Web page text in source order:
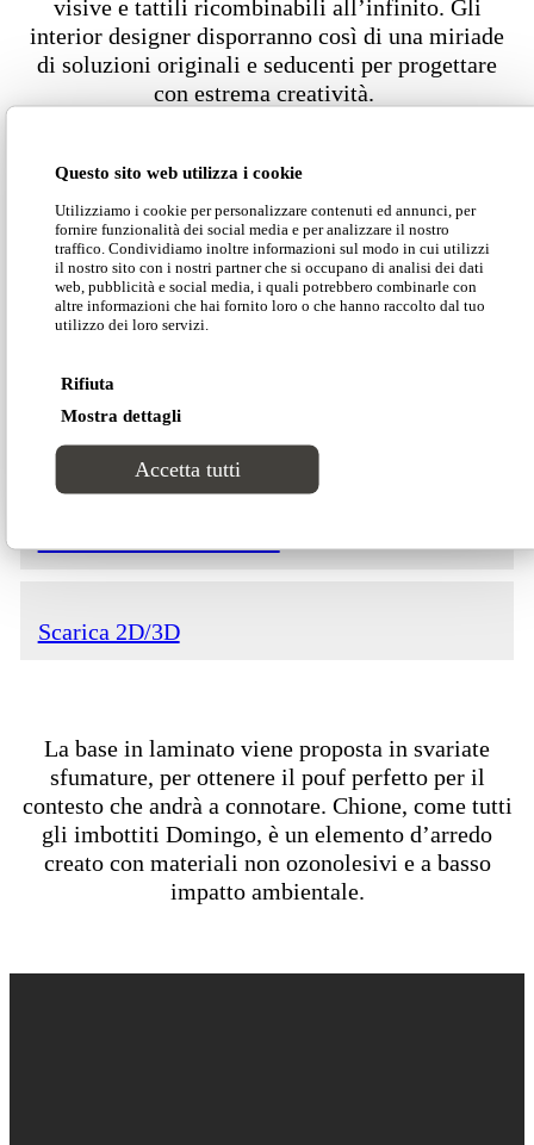
Questo sito web utilizza i cookie
Utilizziamo i cookie per personalizzare contenuti ed annunci, per
fornire funzionalità dei social media e per analizzare il nostro
traffico. Condividiamo inoltre informazioni sul modo in cui utilizzi
il nostro sito con i nostri partner che si occupano di analisi dei dati
web, pubblicità e social media, i quali potrebbero combinarle con
altre informazioni che hai fornito loro o che hanno raccolto dal tuo
utilizzo dei loro servizi.
Rifiuta
Mostra dettagli
Accetta tutti
visive e tattili ricombinabili all’infinito. Gli
interior designer disporranno così di una miriade
di soluzioni originali e seducenti per progettare
con estrema creatività.
Dimensioni
Scarica il listino
Scarica la scheda tecnica
Scarica 2D/3D
La base in laminato viene proposta in svariate
sfumature, per ottenere il pouf perfetto per il
contesto che andrà a connotare. Chione, come tutti
gli imbottiti Domingo, è un elemento d’arredo
creato con materiali non ozonolesivi e a basso
impatto ambientale.